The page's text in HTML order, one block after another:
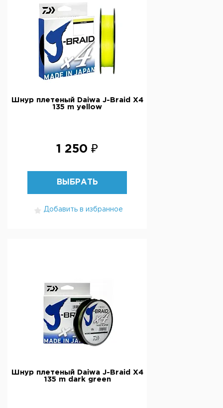
Шнур плетеный Daiwa J-Braid X4
135 m yellow
1 250 ₽
ВЫБРАТЬ
Добавить в избранное
Шнур плетеный Daiwa J-Braid X4
135 m dark green